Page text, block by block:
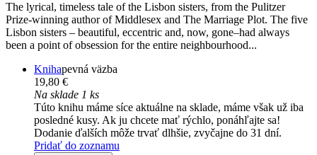
The lyrical, timeless tale of the Lisbon sisters, from the Pulitzer
Prize-winning author of Middlesex and The Marriage Plot. The five
Lisbon sisters – beautiful, eccentric and, now, gone–had always
been a point of obsession for the entire neighbourhood...
Knihapevná väzba
19,80 €
Na sklade 1 ks
Túto knihu máme síce aktuálne na sklade, máme však už iba
posledné kusy. Ak ju chcete mať rýchlo, ponáhľajte sa!
Dodanie ďalších môže trvať dlhšie, zvyčajne do 31 dní.
Pridať do zoznamu